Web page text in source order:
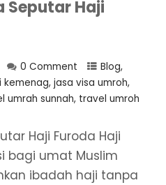
Seputar Haji
0 Comment Blog,
kemenag, jasa visa umroh,
umrah sunnah, travel umroh
Haji Furoda Haji
bagi umat Muslim
ibadah haji tanpa